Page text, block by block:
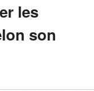
les
son